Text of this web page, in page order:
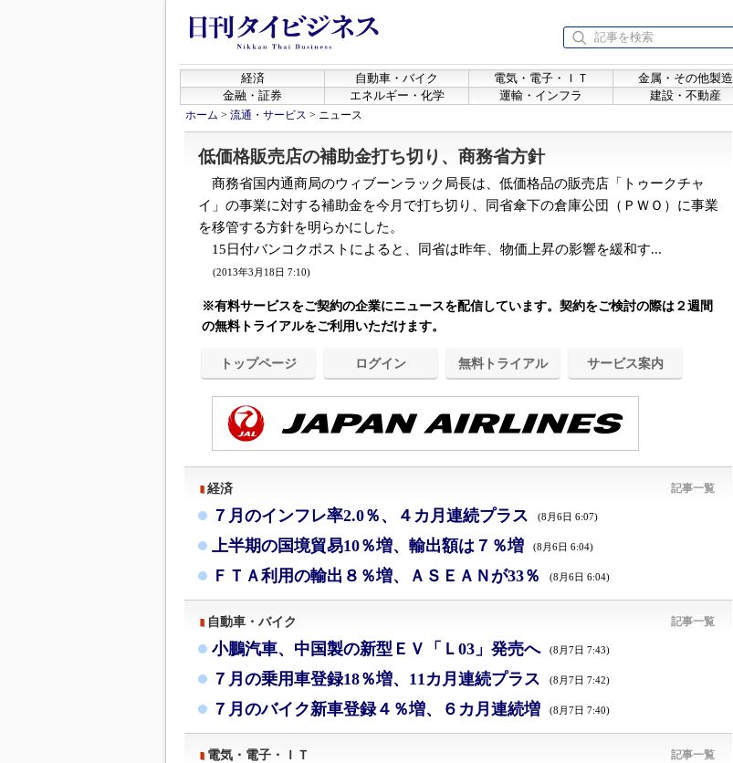
経済 自動車・バイク 電気・電子・ＩＴ 金属・その他製造
金融・証券
エネルギー・化学 運輸・インフラ 建設・不動産
ホーム > 流通・サービス > ニュース
低価格販売店の補助金打ち切り、商務省方針
商務省国内通商局のウィブーンラック局長は、低価格品の販売店「トゥークチャ
イ」の事業に対する補助金を今月で打ち切り、同省傘下の倉庫公団（ＰＷＯ）に事業
を移管する方針を明らかにした。
15日付バンコクポストによると、同省は昨年、物価上昇の影響を緩和す...
(2013年3月18日 7:10)
※有料サービスをご契約の企業にニュースを配信しています。契約をご検討の際は２週間
の無料トライアルをご利用いただけます。
トップページ ログイン 無料トライアル サービス案内
経済 記事一覧
７月のインフレ率2.0％、４カ月連続プラス (8月6日 6:07)
上半期の国境貿易10％増、輸出額は７％増 (8月6日 6:04)
ＦＴＡ利用の輸出８％増、ＡＳＥＡＮが33％ (8月6日 6:04)
自動車・バイク 記事一覧
小鵬汽車、中国製の新型ＥＶ「Ｌ03」発売へ (8月7日 7:43)
７月の乗用車登録18％増、11カ月連続プラス (8月7日 7:42)
７月のバイク新車登録４％増、６カ月連続増 (8月7日 7:40)
電気・電子・ＩＴ 記事一覧